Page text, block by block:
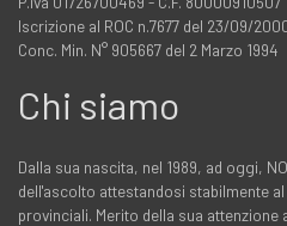
Iscrizione al ROC n.7677 del 23/09/
Conc. Min. N° 905667 del 2 Marzo 1994
Chi siamo
Dalla sua nascita, nel 1989, ad oggi,
dell'ascolto attestandosi stabilmente
provinciali. Merito della sua